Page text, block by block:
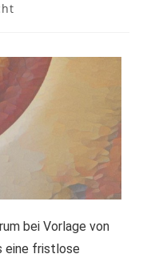
bei Vorlage von
eine fristlose